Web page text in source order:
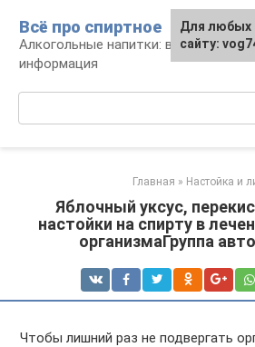
контенту
Всё про спиртное
Алкогольные напитки: виды,
информация
Главная » Настойка и
Яблочный уксус,
настойки на спирту в
организмаГруппа
Чтобы лишний раз не подвергать
Для любых
сайту: